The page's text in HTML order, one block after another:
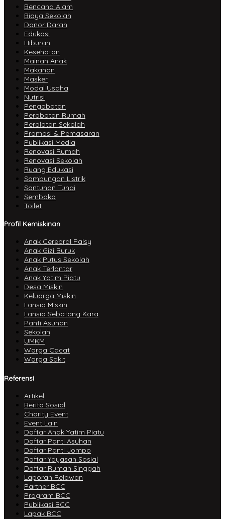
Bencana Alam
Biaya Sekolah
Donor Darah
Edukasi
Hiburan
Kesehatan
Mainan Anak
Makanan
Masker
Modal Usaha
Nutrisi
Pengobatan
Perabotan Rumah
Peralatan Sekolah
Promosi & Pemasaran
Publikasi Media
Renovasi Rumah
Renovasi Sekolah
Ruang Edukasi
Sambungan Listrik
Santunan Tunai
Sembako
Toilet
Profil Kemiskinan
Anak Cerebral Palsy
Anak Gizi Buruk
Anak Putus Sekolah
Anak Terlantar
Anak Yatim Piatu
Desa Miskin
Keluarga Miskin
Lansia Miskin
Lansia Sebatang Kara
Panti Asuhan
Sekolah
UMKM
Warga Cacat
Warga Sakit
Referensi
Artikel
Berita Sosial
Charity Event
Event Lain
Daftar Anak Yatim Piatu
Daftar Panti Asuhan
Daftar Panti Jompo
Daftar Yayasan Sosial
Daftar Rumah Singgah
Laporan Relawan
Partner BCC
Program BCC
Publikasi BCC
Lapak BCC